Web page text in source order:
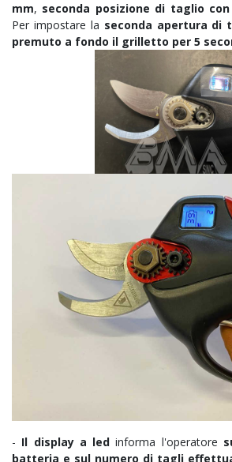
mm, seconda posizione di taglio
Per impostare la seconda apertura di
premuto a fondo il grilletto per 5
- Il display a led informa l'operatore
batteria e sul numero di tagli